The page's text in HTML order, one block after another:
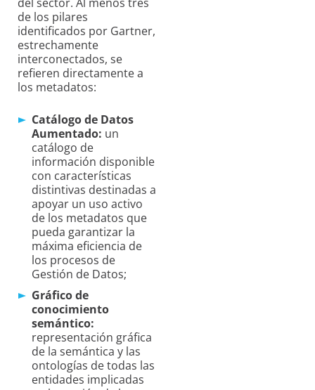
de los pilares
identificados por Gartner,
estrechamente
interconectados, se
refieren directamente a
los metadatos:
Catálogo de Datos
Aumentado: un
catálogo de
información disponible
con características
distintivas destinadas a
apoyar un uso activo
de los metadatos que
pueda garantizar la
máxima eficiencia de
los procesos de
Gestión de Datos;
Gráfico de
conocimiento
semántico:
representación gráfica
de la semántica y las
ontologías de todas las
entidades implicadas